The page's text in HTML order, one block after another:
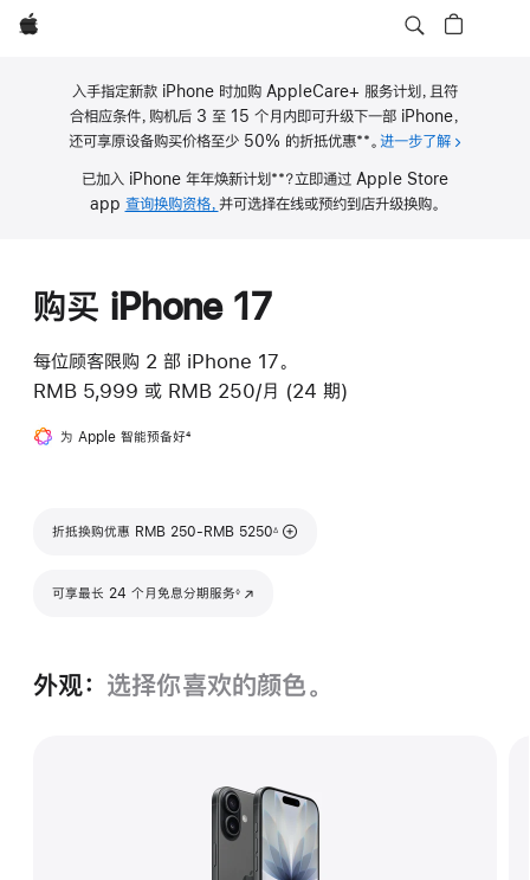
Apple
入手指定新款 iPhone 时加购 AppleCare+ 服务计划，且符
合相应条件，购机后 3 至 15 个月内即可升级下一部 iPhone，
还可享原设备购买价格至少 50% 的折抵优惠
注
**。 进一步了解关于
已加入 iPhone 年年焕新计划 **？立即通过 Apple Store
app 查询换购资格， 并可选择在线或预约到店升级换购。
购买 iPhone 17
每位顾客限购 2 部 iPhone 17。
RMB 5,999 或 RMB 250/月 (24 期)
为 Apple 智能预备好脚
4
折抵换购优惠 RMB 250-RMB 5250
脚注
∆
可享最长 24 个月免息分期服务◊
(在新窗口中打开)
外观： 选择你喜欢的颜色。